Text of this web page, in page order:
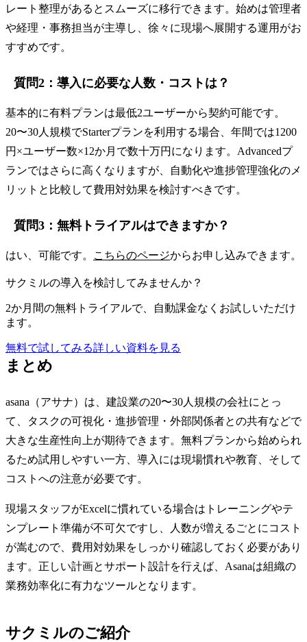
レート整理があるとスムーズに移行できます。始めは管理者
や経理・事務担当が主導し、徐々に現場へ展開する運用がお
すすめです。
質問2：導入に必要な人数・コストは？
基本的に有料プランは最低2ユーザーから契約可能です。
20〜30人規模でStarterプランを利用する場合、年間では1200
円×ユーザー数×12か月で数十万円になります。Advancedプ
ランではさらに高くなりますが、自動化や進捗管理強化のメ
リットと比較して費用対効果を検討すべきです。
質問3：無料トライアルはできますか？
はい、可能です。 こちらのページからお申し込みできます。
サクミルの導入を検討してみませんか？
2か月間の無料トライアルで、自動課金なくお試しいただけ
ます。
無料で試してみる詳しい資料を見る
まとめ
asana（アサナ）は、建設業の20〜30人規模の会社にとっ
て、タスクの可視化・進捗管理・外部関係者との共有などで
大きな生産性向上が期待できます。無料プランから始められ
るため試用しやすい一方、導入には現場慣れや教育、そして
コストへの注意が必要です。
現場スタッフがExcelに慣れている場合はトレーニングやテ
ンプレート準備が不可欠ですし、人数が増えるごとにコスト
が嵩むので、費用対効果をしっかり確認しておく必要があり
ます。正しい計画とサポート設計を行えば、Asanaは組織の
業務効率化に有力なツールとなります。
サクミルのご紹介